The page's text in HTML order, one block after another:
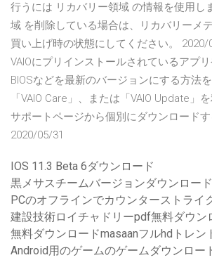
行うには リカバリー領域 の情報を使用し
域 を削除している場合は、リカバリーメ
買い上げ時の状態にしてください。
VAIOにプリインストールされているアプリ
BIOSなどを最新のバージョンにする方法
「VAIO Care」、または「VAIO Update」
サポートページから個別にダウンロード
2020/05/31
IOS 11.3 Beta 6ダウンロード
黒メサスチームバージョンダウンロード
PCのオフラインでカウンターストライ
建設技術ロイチャドリーpdf無料ダウン
無料ダウンロードmasaanフルhdトレン
Android用のゲームのゲームダウンロー